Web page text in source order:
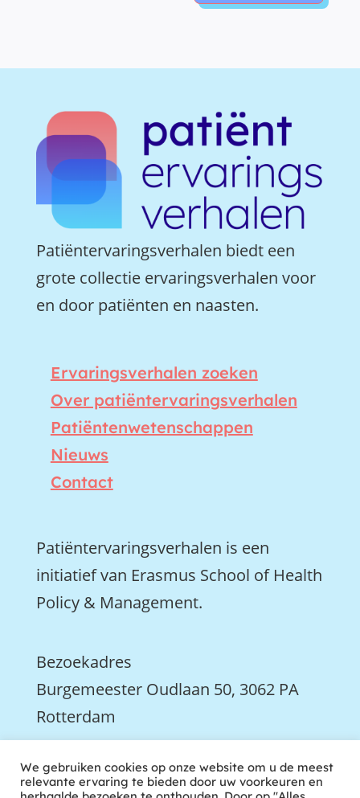
Patiëntervaringsverhalen biedt een
grote collectie ervaringsverhalen voor
en door patiënten en naasten.
Ervaringsverhalen zoeken
Over patiëntervaringsverhalen
Patiëntenwetenschappen
Nieuws
Contact
Patiëntervaringsverhalen is een
initiatief van Erasmus School of Health
Policy & Management.
Bezoekadres
Burgemeester Oudlaan 50, 3062 PA
Rotterdam
 We zijn ook actief op LinkedIn
We gebruiken cookies op onze website om u de meest
relevante ervaring te bieden door uw voorkeuren en